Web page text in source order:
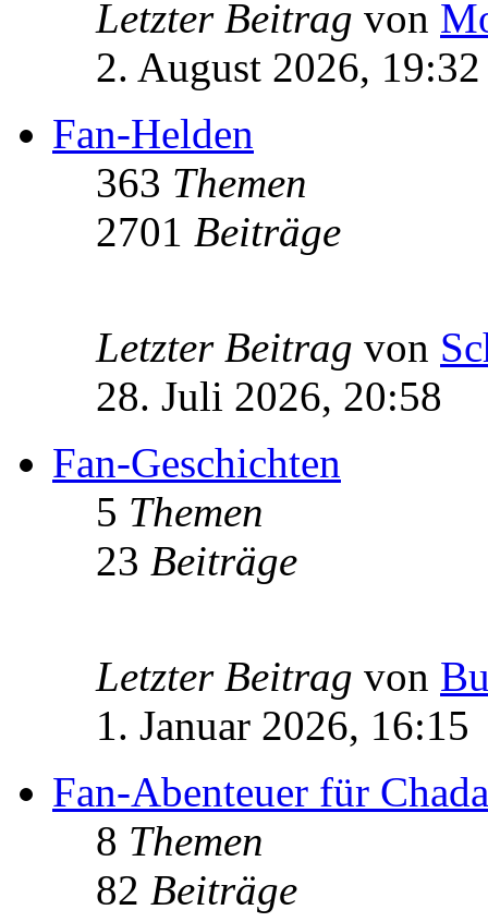
Letzter Beitrag von
2. August 2026, 19:32
Fan-Helden
363 Themen
2701 Beiträge
Letzter Beitrag von
28. Juli 2026, 20:58
Fan-Geschichten
5 Themen
23 Beiträge
Letzter Beitrag von
1. Januar 2026, 16:15
Fan-Abenteuer für
8 Themen
82 Beiträge